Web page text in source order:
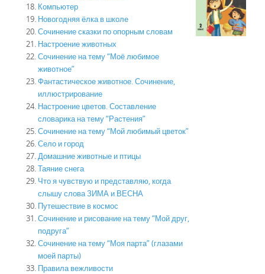
Компьютер
Новогодняя ёлка в школе
Сочинение сказки по опорным словам
Настроение животных
Сочинение на тему “Моё любимое
животное”
Фантастическое животное. Сочинение,
иллюстрирование
Настроение цветов. Составление
словарика на тему “Растения”
Сочинение на тему “Мой любимый цветок”
Село и город
Домашние животные и птицы
Таяние снега
Что я чувствую и представляю, когда
слышу слова ЗИМА и ВЕСНА
Путешествие в космос
Сочинение и рисование на тему “Мой друг,
подруга”
Сочинение на тему “Моя парта” (глазами
моей парты)
Правила вежливости